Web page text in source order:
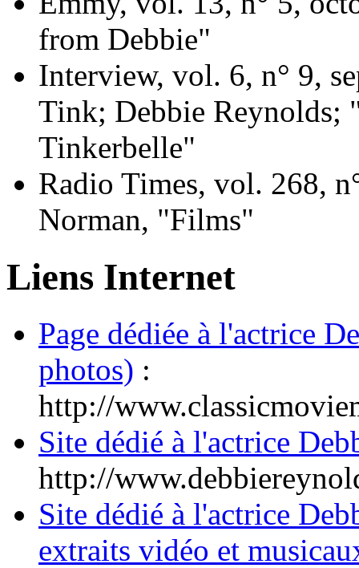
from Debbie"
Interview, vol. 6, n° 9,
Tink; Debbie
Tinkerbelle"
Radio Times, vol. 268,
Norman, "Films"
Liens Internet
Page dédiée à l'actrice
photos) :
http://
Site dédié à l'actrice
http://
Site dédié à l'actrice
extraits vidéo et